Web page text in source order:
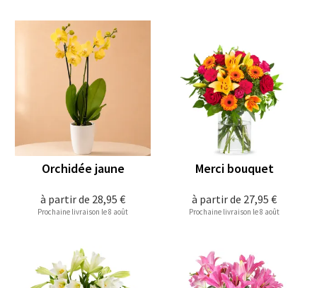
à partir de 28,95 €
Orchidée jaune
Prochaine livraison le 8 août
à partir de 27,95 €
Merci bouquet
Prochaine livraison le 8 août